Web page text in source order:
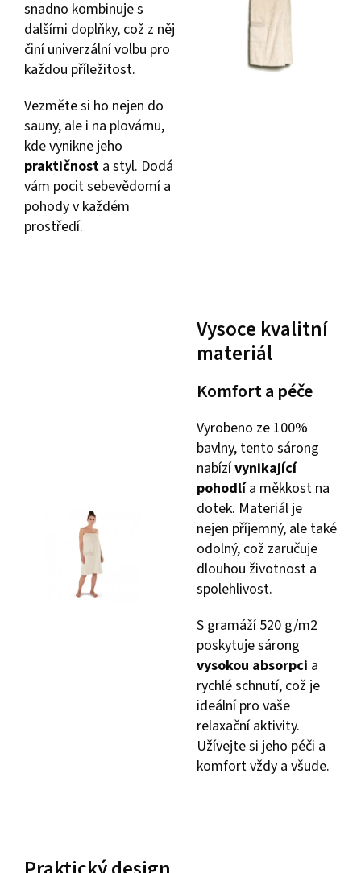
snadno kombinuje s
dalšími doplňky, což z něj
činí univerzální volbu pro
každou příležitost.
Vezměte si ho nejen do
sauny, ale i na plovárnu,
kde vynikne jeho
praktičnost a styl. Dodá
vám pocit sebevědomí a
pohody v každém
prostředí.
Vysoce kvalitní
materiál
Komfort a péče
Vyrobeno ze 100%
bavlny, tento sárong
nabízívynikající
pohodlía měkkost na
dotek. Materiál je
nejen příjemný, ale také
odolný, což zaručuje
dlouhou životnost a
spolehlivost.
S gramáží 520 g/m2
poskytuje sárong
vysokou absorpci a
rychlé schnutí, což je
ideální pro vaše
relaxační aktivity.
Užívejte si jeho péči a
komfort vždy a všude.